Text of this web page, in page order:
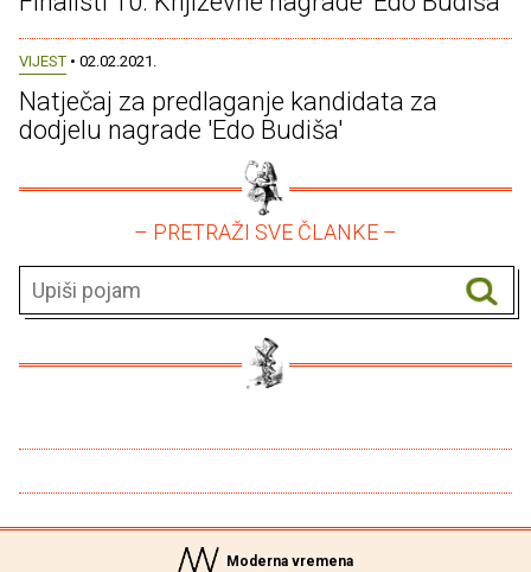
VIJEST • 02.02.2021.
Natječaj za predlaganje kandidata za
dodjelu nagrade 'Edo Budiša'
– PRETRAŽI SVE ČLANKE –
Moderna vremena